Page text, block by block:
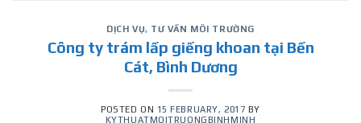
DỊCH VỤ, TƯ VẤN MÔI TRƯỜNG
Công ty trám lấp giếng khoan tại Bến
Cát, Bình Dương
POSTED ON 15 FEBRUARY, 2017 BY
KYTHUATMOITRUONGBINHMINH